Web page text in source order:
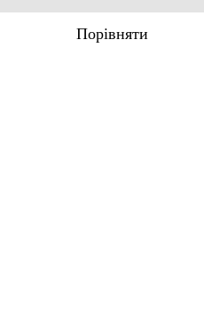
Порівняти